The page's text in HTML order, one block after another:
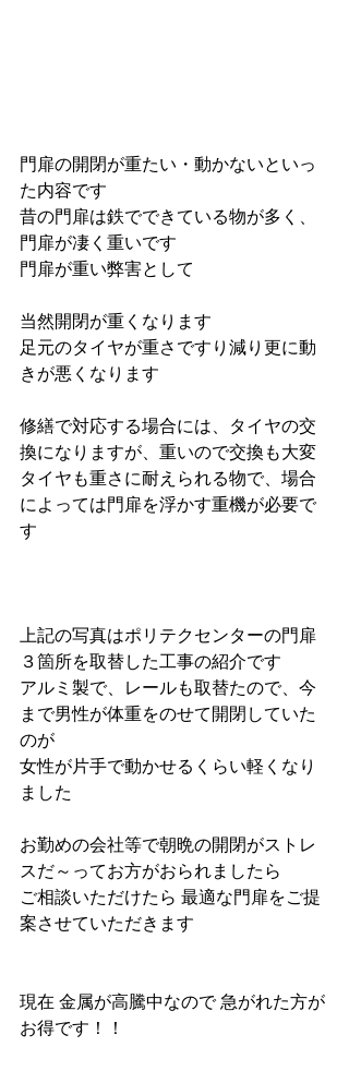
門扉の開閉が重たい・動かないといっ
た内容です
昔の門扉は鉄でできている物が多く、
門扉が凄く重いです
門扉が重い弊害として
当然開閉が重くなります
足元のタイヤが重さですり減り更に動
きが悪くなります
修繕で対応する場合には、タイヤの交
換になりますが、重いので交換も大変
タイヤも重さに耐えられる物で、場合
によっては門扉を浮かす重機が必要で
す
上記の写真はポリテクセンターの門扉
３箇所を取替した工事の紹介です
アルミ製で、レールも取替たので、今
まで男性が体重をのせて開閉していた
のが
女性が片手で動かせるくらい軽くなり
ました
お勤めの会社等で朝晩の開閉がストレ
スだ～ってお方がおられましたら
ご相談いただけたら 最適な門扉をご提
案させていただきます
現在 金属が高騰中なので 急がれた方が
お得です！！